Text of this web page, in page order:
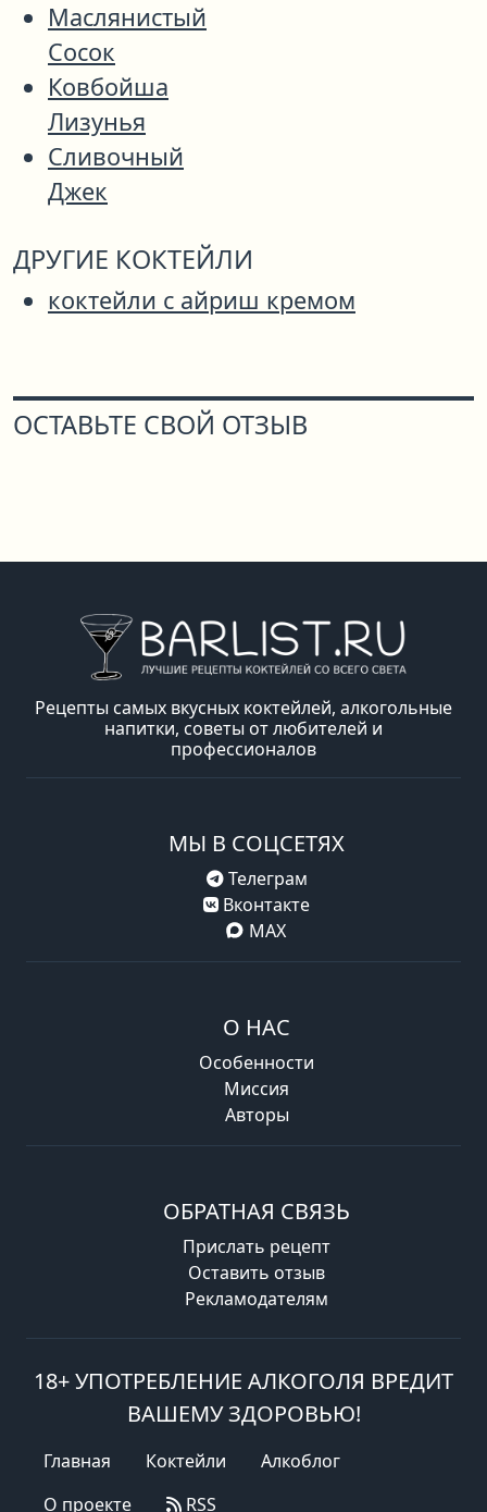
Маслянистый
Сосок
Ковбойша
Лизунья
Сливочный
Джек
ДРУГИЕ КОКТЕЙЛИ
коктейли с айриш кремом
ОСТАВЬТЕ СВОЙ ОТЗЫВ
Рецепты самых вкусных коктейлей, алкогольные
напитки, советы от любителей и
профессионалов
МЫ В СОЦСЕТЯХ
Телеграм
Вконтакте
MAX
О НАС
Особенности
Миссия
Авторы
ОБРАТНАЯ СВЯЗЬ
Прислать рецепт
Оставить отзыв
Рекламодателям
18+ УПОТРЕБЛЕНИЕ АЛКОГОЛЯ ВРЕДИТ
ВАШЕМУ ЗДОРОВЬЮ!
Главная Коктейли
Алкоблог
О проекте
RSS